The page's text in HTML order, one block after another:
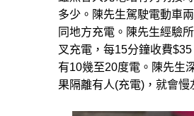
多少。陳先生駕駛電動車
同地方充電。陳先生經驗
叉充電，每15分鐘收費
有10幾至20度電。陳先生
果隔離有人(充電)，就會慢